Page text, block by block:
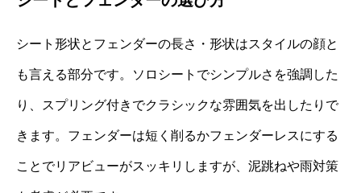
シート形状とフェンダーの長さ・形状はスタイルの顔と
も言える部分です。ソロシートでシンプルさを強調した
り、スプリング付きでクラシックな雰囲気を出したりで
きます。フェンダーは短く削るかフェンダーレスにする
ことでリアビューがスッキリしますが、泥跳ねや雨対策